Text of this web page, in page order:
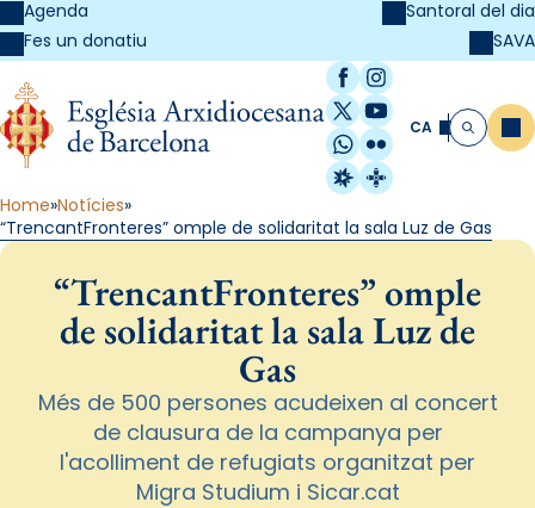
Agenda
Fes un donatiu
Santoral del dia
SAVA
Facebook
Instagram
X / Twitter
YouTube
WhatsApp
Flickr
Radio Estel
Catalunya
CA Cerca
Home Notícies
“TrencantFronteres” omple de solidaritat la sala Luz de Gas
“TrencantFronteres” omple
de solidaritat la sala Luz de
Gas
Més de 500 persones acudeixen al concert
de clausura de la campanya per
l'acolliment de refugiats organitzat per
Migra Studium i Sicar.cat